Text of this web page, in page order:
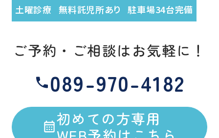
土曜診療 無料託児所あり 駐車場34台完備
ご予約・ご相談はお気軽に！
089-970-4182
初めての方専用